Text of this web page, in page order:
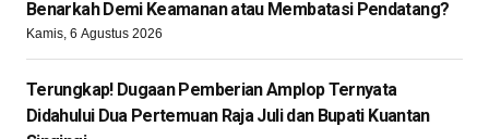
Benarkah Demi Keamanan atau Membatasi Pendatang?
Kamis, 6 Agustus 2026
Terungkap! Dugaan Pemberian Amplop Ternyata
Didahului Dua Pertemuan Raja Juli dan Bupati Kuantan